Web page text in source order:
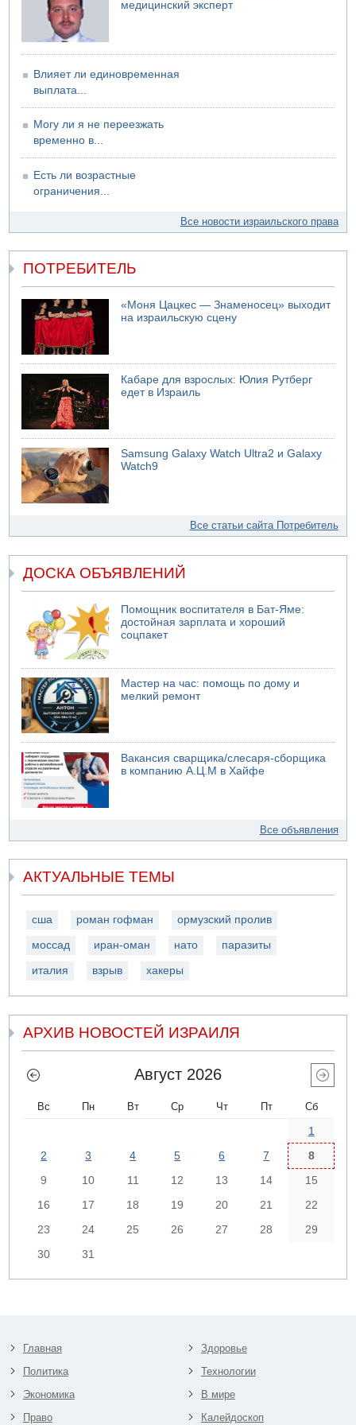
Возле Кирьят-Арбы пожар на местности
06.08.2026 12:06
США не будут давить на Израиль в вопросе Ливана
Трое подростков ограбили сексшоп в Холоне
медицинский эксперт
Влияет ли единовременная
выплата...
Могу ли я не переезжать
временно в...
Есть ли возрастные
ограничения...
Все новости израильского права
ПОТРЕБИТЕЛЬ
«Моня Цацкес — Знаменосец» выходит
на израильскую сцену
Кабаре для взрослых: Юлия Рутберг
едет в Израиль
Samsung Galaxy Watch Ultra2 и Galaxy
Watch9
Все статьи сайта Потребитель
ДОСКА ОБЪЯВЛЕНИЙ
Помощник воспитателя в Бат-Яме:
достойная зарплата и хороший
соцпакет
Мастер на час: помощь по дому и
мелкий ремонт
Вакансия сварщика/слесаря-сборщика
в компанию А.Ц.М в Хайфе
Все объявления
АКТУАЛЬНЫЕ ТЕМЫ
сша роман гофман ормузский пролив
моссад иран-оман нато паразиты
италия взрыв хакеры
АРХИВ НОВОСТЕЙ ИЗРАИЛЯ
Август 2026
Вс Пн Вт Ср Чт Пт Сб
1
2
3 4 5 6 7
8
9
10 11 12 13 14
15
16
17 18 19 20 21
22
23
24 25 26 27 28
29
30
31
Главная
Политика
Экономика
Право
Здоровье
Технологии
В мире
Калейдоскоп